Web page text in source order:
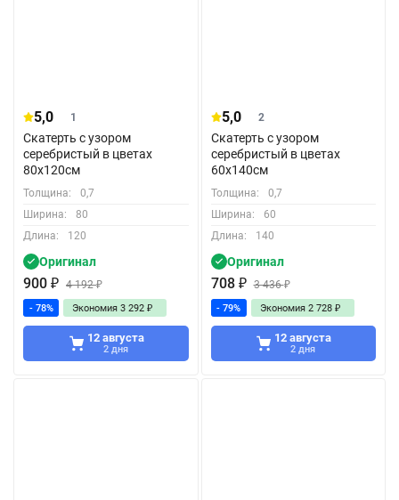
5,0 1
Скатерть с узором
серебристый в цветах
80x120см
Толщина:
0,7
Ширина:
80
Длина:
120
Оригинал
900 ₽ 4 192₽
- 78% Экономия 3 292 ₽
12 августа
2 дня
5,0 2
Скатерть с узором
серебристый в цветах
60x140см
Толщина:
0,7
Ширина:
60
Длина:
140
Оригинал
708 ₽ 3 436₽
- 79% Экономия 2 728 ₽
12 августа
2 дня